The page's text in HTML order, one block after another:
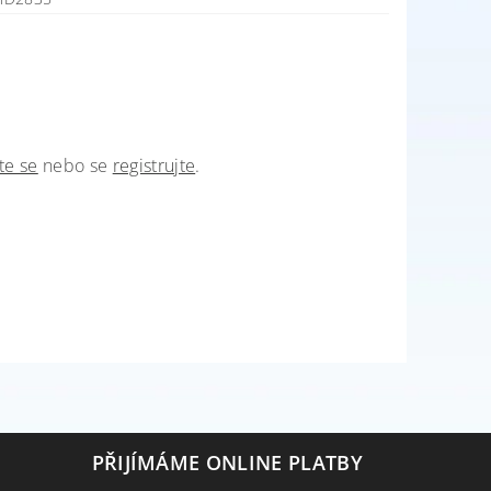
se nebo se registrujte.
PŘIJÍMÁME ONLINE PLATBY